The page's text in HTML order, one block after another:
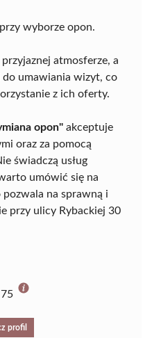
wyborze opon.
atmosferze, a
umawiania wizyt, co
z ich oferty.
opon" akceptuje
oraz za pomocą
świadczą usług
umówić się na
na sprawną i
przy ulicy Rybackiej 30
75
profil